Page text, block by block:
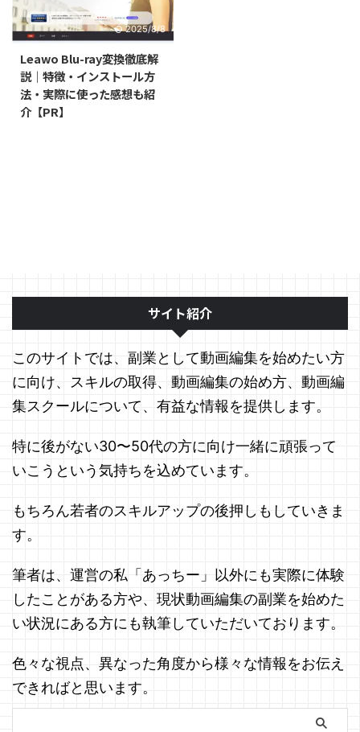
2025/8/8
Leawo Blu-ray変換徹底解
説｜特徴・インストール方
法・実際に使った感想も紹
介【PR】
サイト紹介
このサイトでは、副業として動画編集を始めたい方
に向け、スキルの取得、動画編集の始め方、動画編
集スクールについて、有益な情報を提供します。
特に後がない30〜50代の方に向け一緒に頑張って
いこうという気持ちを込めています。
もちろん若者のスキルアップの後押しもしていきま
す。
筆者は、運営の私「あっちー」以外にも実際に体験
したことがある方や、現状動画編集の副業を始めた
い状況にある方にも執筆していただいております。
色々な視点、異なった角度から様々な情報をお伝え
できればと思います。